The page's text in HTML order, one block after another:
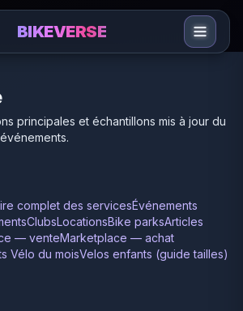
BIKEVERSE
principales et échantillons mis à jour du
complet des servicesÉvénements
ClubsLocationsBike parksArticles
— venteMarketplace — achat
Vélo du moisVelos enfants (guide tailles)